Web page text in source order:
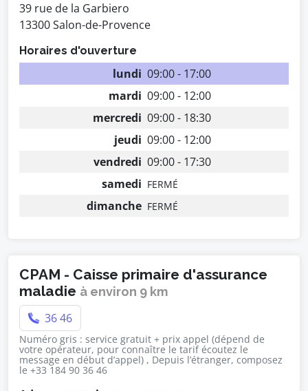
39 rue de la Garbiero
13300 Salon-de-Provence
Horaires d'ouverture
lundi 09:00 - 17:00
mardi 09:00 - 12:00
mercredi 09:00 - 18:30
jeudi 09:00 - 12:00
vendredi 09:00 - 17:30
samedi FERMÉ
dimanche FERMÉ
CPAM - Caisse primaire d'assurance
maladie à environ 9 km
36 46
Numéro gris : service gratuit + prix appel (dépend de
votre opérateur, pour connaître le tarif écoutez le
message en début d’appel) , Depuis l’étranger, composez
le +33 184 90 36 46